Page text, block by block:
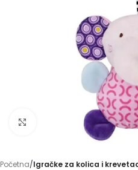
Click to enlarge
Početna Igračke za kolica i